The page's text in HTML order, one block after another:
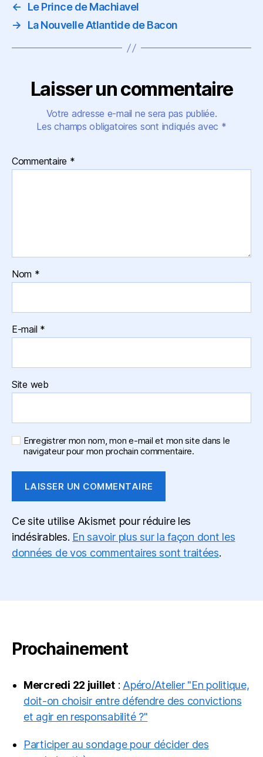
←
Le Prince de Machiavel
→
La Nouvelle Atlantide de Bacon
Laisser un commentaire
Votre adresse e-mail ne sera pas publiée.
Les champs obligatoires sont indiqués avec *
Commentaire *
Nom *
E-mail *
Site web
Enregistrer mon nom, mon e-mail et mon site dans le
navigateur pour mon prochain commentaire.
Ce site utilise Akismet pour réduire les
indésirables. En savoir plus sur la façon dont les
données de vos commentaires sont traitées.
Prochainement
Mercredi 22 juillet: Apéro/Atelier "En politique,
doit-on choisir entre défendre des convictions
et agir en responsabilité ?"
Participer au sondage pour décider des